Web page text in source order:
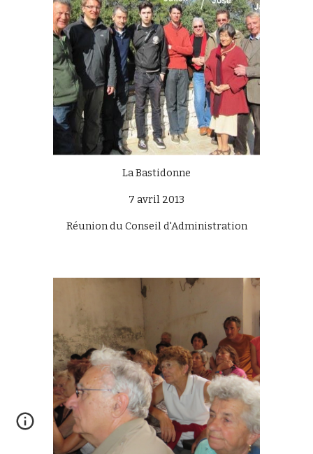
La Bastidonne
7 avril 2013
Réunion du Conseil d'Administration